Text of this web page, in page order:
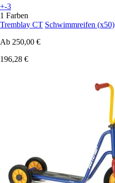
+-3
1 Farben
Tremblay CT Schwimmreifen (x50)
Ab 250,00 €
196,28 €